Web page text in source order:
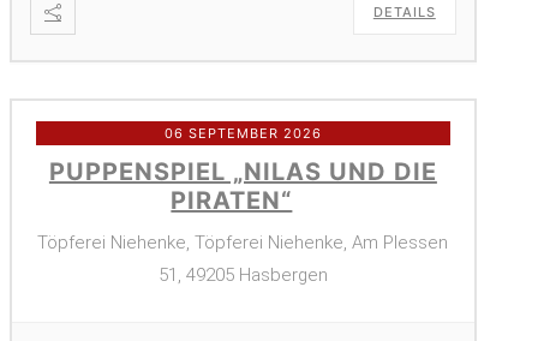
DETAILS
06 SEPTEMBER 2026
PUPPENSPIEL „NILAS UND DIE
PIRATEN“
Töpferei Niehenke, Töpferei Niehenke, Am Plessen
51, 49205 Hasbergen